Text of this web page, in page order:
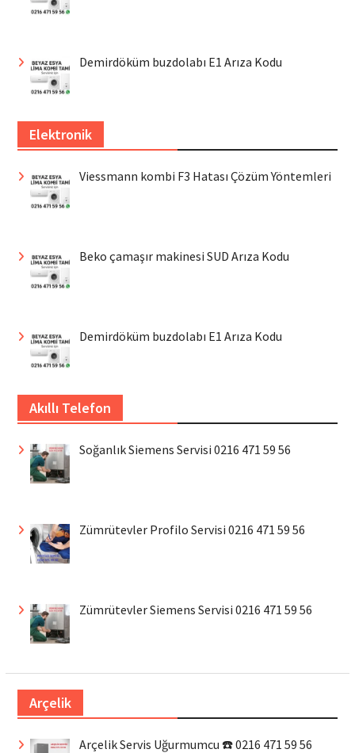
Demirdöküm buzdolabı E1 Arıza Kodu
Elektronik
Viessmann kombi F3 Hatası Çözüm Yöntemleri
Beko çamaşır makinesi SUD Arıza Kodu
Demirdöküm buzdolabı E1 Arıza Kodu
Akıllı Telefon
Soğanlık Siemens Servisi 0216 471 59 56
Zümrütevler Profilo Servisi 0216 471 59 56
Zümrütevler Siemens Servisi 0216 471 59 56
Arçelik
Arçelik Servis Uğurmumcu ☎️ 0216 471 59 56